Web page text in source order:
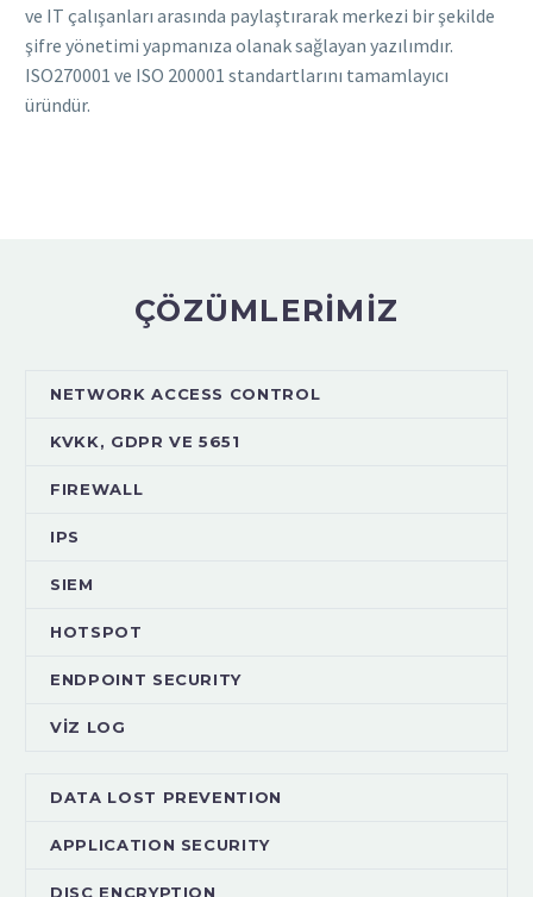
ve IT çalışanları arasında paylaştırarak merkezi bir şekilde
şifre yönetimi yapmanıza olanak sağlayan yazılımdır.
ISO270001 ve ISO 200001 standartlarını tamamlayıcı
üründür.
ÇÖZÜMLERIMIZ
NETWORK ACCESS CONTROL
KVKK, GDPR VE 5651
FIREWALL
IPS
SIEM
HOTSPOT
ENDPOINT SECURITY
VİZ LOG
DATA LOST PREVENTION
APPLICATION SECURITY
DISC ENCRYPTION